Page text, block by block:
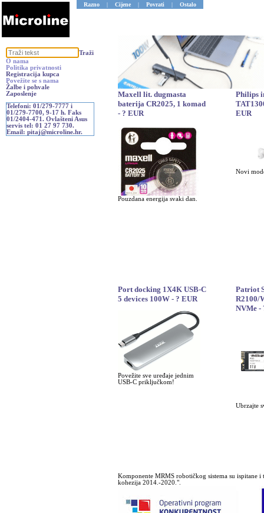
Razno | Cijene | Povrati | Ostalo
Traži
O nama
Politika privatnosti
Registracija kupca
Povežite se s nama
Žalbe i pohvale
Zaposlenje
Telefoni: 01/279-7777 i
01/279-7700, 9-17 h. Faks
01/2404-471. Ovlašteni Asus
servis tel: 01 27 97 730.
Email: pitaj@microline.hr.
Maxell lit. dugmasta
baterija CR2025, 1 komad
- ? EUR
Pouzdana energija svaki dan.
Philips
EUR
Novi
Port docking 1X4K USB-C
5 devices 100W - ? EUR
Povežite sve uređaje jednim
USB-C priključkom!
Patriot
R2100/
NVMe -
Ubrzajte
Komponente MRMS robotičkog sistema su
kohezija 2014.-2020.".